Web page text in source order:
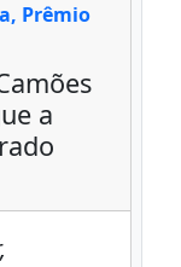
Prêmio
a